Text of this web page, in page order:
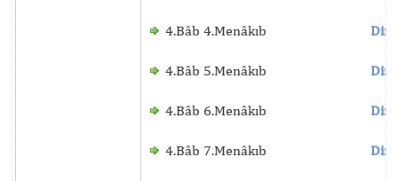
4.Bâb 4.Menâkıb
4.Bâb 5.Menâkıb
4.Bâb 6.Menâkıb
4.Bâb 7.Menâkıb